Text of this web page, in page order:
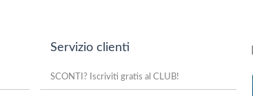
Servizio clienti
SCONTI? Iscriviti gratis al CLUB!